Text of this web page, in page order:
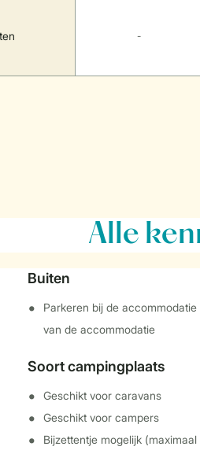
-
Alle
Buiten
Parkeren bij de
van de accommodatie
Soort campingplaats
Geschikt voor caravans
Geschikt voor campers
Bijzettentje mogelijk